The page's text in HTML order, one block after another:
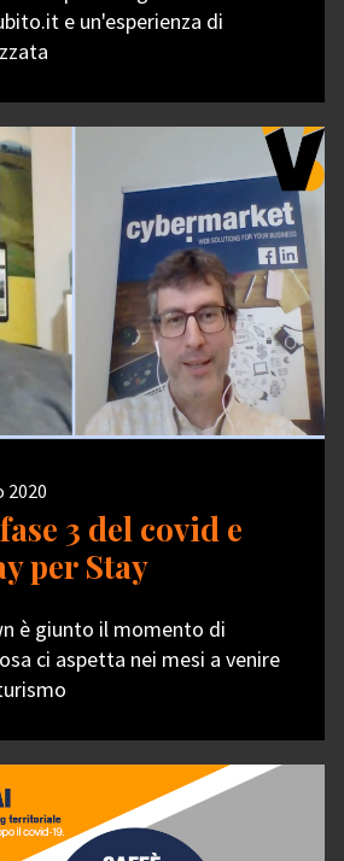
e un'esperienza di
2020
3 del covid e
per Stay
è giunto il momento di
ci aspetta nei mesi a venire